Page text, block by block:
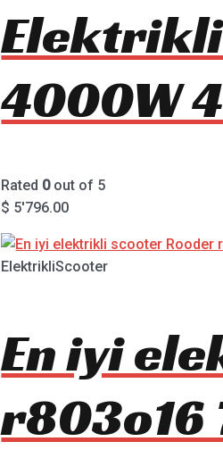
4000W
Rated 0out of 5
$ 5'796.00
ElektrikliScooter
En iyi
r803o16